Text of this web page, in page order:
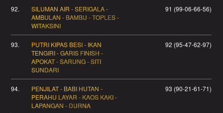
92.
SILUMAN AIR - SERIGALA -
AMBULAN - BAMBU - TOPLES -
WITAKSINI
91 (99-06-66-56)
93.
PUTRI KIPAS BESI - IKAN
TENGIRI - GARIS FINISH -
APOKAT - SARUNG - SITI
SUNDARI
92 (95-47-62-97)
94.
PENJILAT - BABI HUTAN -
PERAHU LAYAR - KAOS KAKI -
LAPANGAN - DURNA
93 (90-21-61-71)